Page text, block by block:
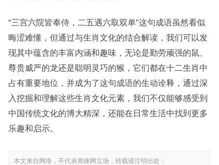
“三宫六院皆奉侍，二五遇六取双单”这句成语虽然看似
晦涩难懂，但通过与生肖文化的结合解读，我们可以发
现其中蕴含的丰富内涵和趣味，无论是勤劳顽强的鼠、
尊贵威严的龙还是聪明灵巧的猴，它们都在十二生肖中
占有重要地位，并成为了这句成语的生动诠释，通过深
入挖掘和理解这些生肖文化元素，我们不仅能够感受到
中国传统文化的博大精深，还能在日常生活中找到更多
乐趣和启示。
本文来自网络，不代表青睐网立场，转载请注明出处：